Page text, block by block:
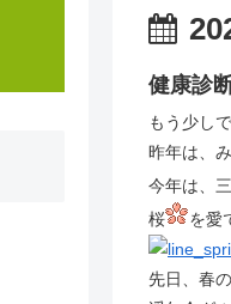
健康診
もう少し
昨年は、
今年は、
桜
を愛
先日、春